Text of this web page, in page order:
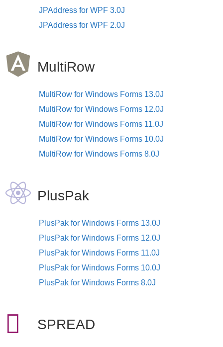
JPAddress for WPF 3.0J
JPAddress for WPF 2.0J
MultiRow
MultiRow for Windows Forms 13.0J
MultiRow for Windows Forms 12.0J
MultiRow for Windows Forms 11.0J
MultiRow for Windows Forms 10.0J
MultiRow for Windows Forms 8.0J
PlusPak
PlusPak for Windows Forms 13.0J
PlusPak for Windows Forms 12.0J
PlusPak for Windows Forms 11.0J
PlusPak for Windows Forms 10.0J
PlusPak for Windows Forms 8.0J
SPREAD